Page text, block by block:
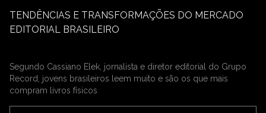
TENDÊNCIAS E TRANSFORMAÇÕES DO MERCADO
EDITORIAL BRASILEIRO
Segundo Cassiano Elek, jornalista e diretor editorial do Grupo
Record, jovens brasileiros leem muito e são os que mais
compram livros físicos